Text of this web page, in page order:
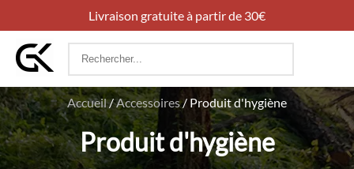
Livraison gratuite à partir de 30€
Rechercher
Accueil/Accessoires/ Produit d'hygiène
Produit d'hygiène